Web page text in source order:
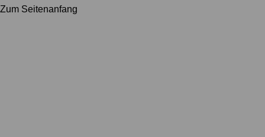
Zum Seitenanfang